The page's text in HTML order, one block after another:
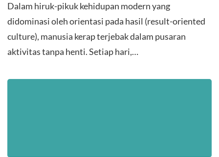
Dalam hiruk-pikuk kehidupan modern yang
didominasi oleh orientasi pada hasil (result-oriented
culture), manusia kerap terjebak dalam pusaran
aktivitas tanpa henti. Setiap hari,…